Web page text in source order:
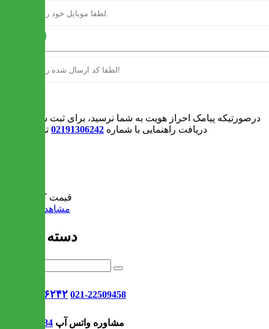
درصورتیکه پیامک احراز هویت به شما نرسید، برای ثبت سفارش و یا
دریافت راهنمایی با شماره 02191306242 تماس بگیرید
قیمت کل:
مشاهده سبد خرید
دسته بندی ها
021-۹۱۳۰۶۲۴۲ 021-22509458
09302308484 مشاوره واتس آپ